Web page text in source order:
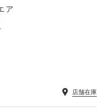
ア
店舗在庫